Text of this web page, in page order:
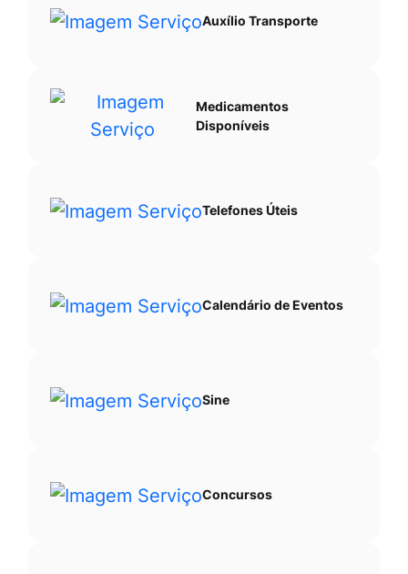
Auxílio Transporte
Medicamentos
Disponíveis
Telefones Úteis
Calendário de Eventos
Sine
Concursos